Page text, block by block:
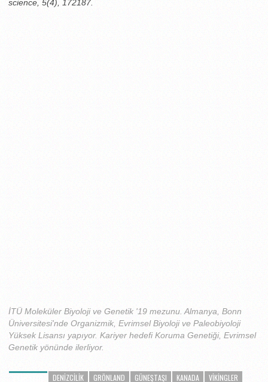
science, 5(4), 172187.
İTÜ Moleküler Biyoloji ve Genetik '19 mezunu. Almanya, Bonn
Üniversitesi'nde Organizmik, Evrimsel Biyoloji ve Paleobiyoloji
Yüksek Lisansı yapıyor. Kariyer hedefi Koruma Genetiği, Evrimsel
Genetik yönünde ilerliyor.
DENIZCILIK GRÖNLAND GÜNEŞTAŞI KANADA VIKINGLER